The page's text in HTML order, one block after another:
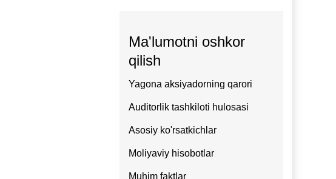
Ma'lumotni oshkor
qilish
Yagona aksiyadorning qarori
Auditorlik tashkiloti hulosasi
Asosiy ko'rsatkichlar
Moliyaviy hisobotlar
Muhim faktlar